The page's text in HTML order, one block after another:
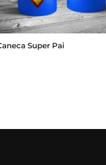
Super Pai